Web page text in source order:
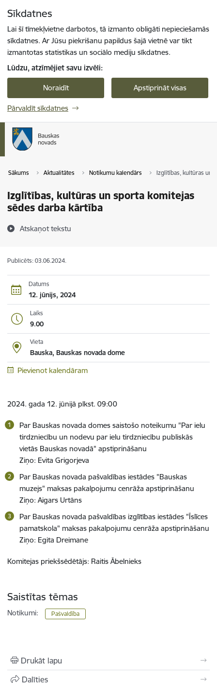
Sīkdatnes
Lai šī tīmekļvietne darbotos, tā izmanto obligāti nepieciešamās
sīkdatnes. Ar Jūsu piekrišanu papildus šajā vietnē var tikt
izmantotas statistikas un sociālo mediju sīkdatnes.
Lūdzu, atzīmējiet savu izvēli:
Noraidīt Apstiprināt visas
Pārvaldīt sīkdatnes
Sākums Aktualitātes Notikumu kalendārs Izglītības, kultūras un
Izglītības, kultūras un sporta komitejas
sēdes darba kārtība
Atskaņot tekstu
Publicēts: 03.06.2024.
Datums
12. jūnijs, 2024
Laiks
9.00
Vieta
Bauska, Bauskas novada dome
Pievienot kalendāram
2024. gada 12. jūnijā plkst. 09:00
Par Bauskas novada domes saistošo noteikumu "Par ielu
tirdzniecību un nodevu par ielu tirdzniecību publiskās
vietās Bauskas novadā" apstiprināšanu
Ziņo: Evita Grigorjeva
Par Bauskas novada pašvaldības iestādes "Bauskas
muzejs" maksas pakalpojumu cenrāža apstiprināšanu
Ziņo: Aigars Urtāns
Par Bauskas novada pašvaldības izglītības iestādes "Īslīces
pamatskola" maksas pakalpojumu cenrāža apstiprināšanu
Ziņo: Egita Dreimane
Komitejas priekšsēdētājs: Raitis Ābelnieks
Saistītas tēmas
Notikumi: Pašvaldība
Drukāt lapu
Dalīties